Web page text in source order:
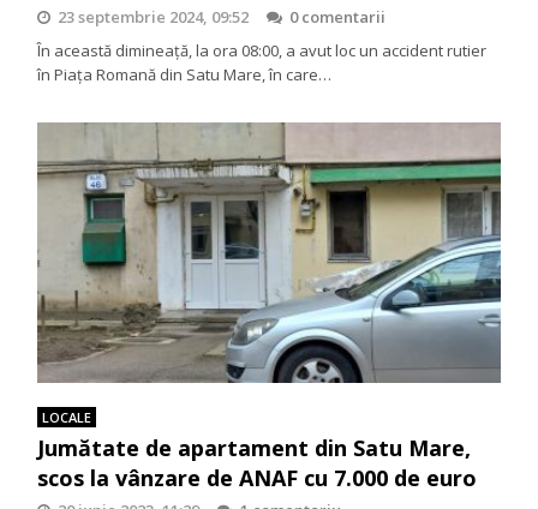
23 septembrie 2024, 09:52
0 comentarii
În această dimineață, la ora 08:00, a avut loc un accident rutier
în Piața Romană din Satu Mare, în care…
LOCALE
Jumătate de apartament din Satu Mare,
scos la vânzare de ANAF cu 7.000 de euro